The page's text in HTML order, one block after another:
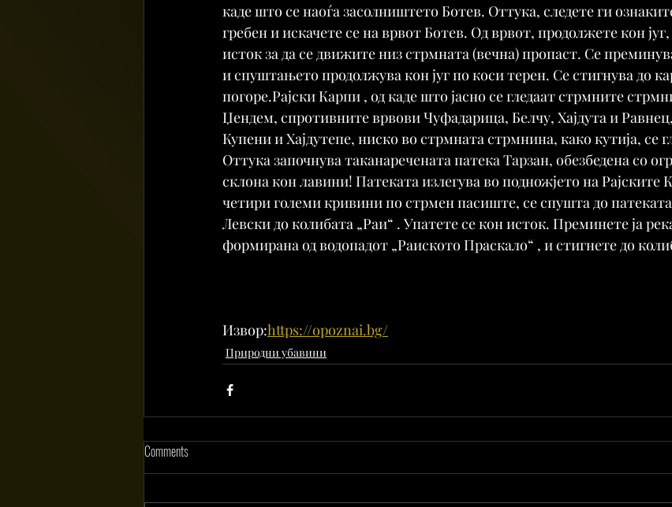
каде што се наоѓа засолништето Ботев. Оттука, следете ги
гребен и искачете се на врвот Ботев. Од врвот, продолжете кон
исток за да се движите низ стрмната (вечна) пропаст. Се
и спуштањето продолжува кон југ по коси терен. Се стигнува до
погоре.Рајски Карпи , од каде што јасно се гледаат стрмните
Џендем, спротивните врвови Чуфадарица, Белчу, Хајдута и
Купени и Хајдутепе, ниско во стрмната стрмнина, како кутија, се
Оттука започнува таканаречената патека Тарзан, обезбедена со
склона кон лавини! Патеката излегува во подножјето на Рајските
четири големи кривини по стрмен пасиште, се спушта до
Левски до колибата „Раи“ . Упатете се кон исток. Преминете ја
формирана од водопадот „Раиското Праскало“ , и стигнете до
Извор:https://opoznai.bg/
Природни убавини
Comments